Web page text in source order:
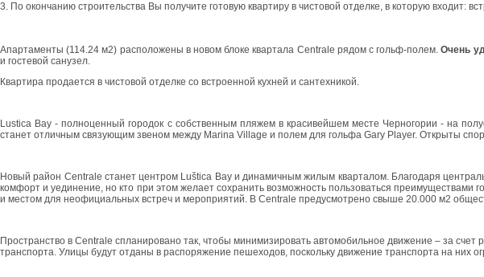
3. По окончанию строительства Вы получите готовую квартиру в чистовой отделке, в которую входит:
Апартаменты (114.24 м2) расположены в новом блоке квартала Centrale рядом с гольф-полем.Очень
и гостевой санузел.
Квартира продается в чистовой отделке со встроенной кухней и сантехникой.
Lustica Bay - полноценный городок с собственным пляжем в красивейшем месте Черногории - на
станет отличным связующим звеном между Marina Village и полем для гольфа Gary Player. Открыты
Новый район Centrale станет центром Luštica Bay и динамичным жилым кварталом. Благодаря
комфорт и уединение, но кто при этом желает сохранить возможность пользоваться преимуществами
и местом для неофициальных встреч и мероприятий. В Centrale предусмотрено свыше 20.000 м2
Пространство в Centrale спланировано так, чтобы минимизировать автомобильное движение – за
транспорта. Улицы будут отданы в распоряжение пешеходов, поскольку движение транспорта на них